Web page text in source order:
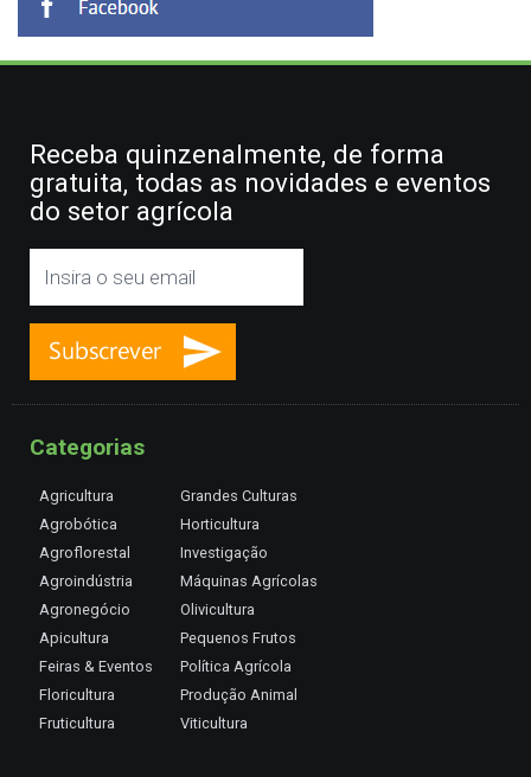
Receba quinzenalmente, de forma
gratuita, todas as novidades e eventos
do setor agrícola
Categorias
Agricultura
Agrobótica
Agroflorestal
Agroindústria
Agronegócio
Apicultura
Feiras & Eventos
Floricultura
Fruticultura
Grandes Culturas
Horticultura
Investigação
Máquinas Agrícolas
Olivicultura
Pequenos Frutos
Política Agrícola
Produção Animal
Viticultura